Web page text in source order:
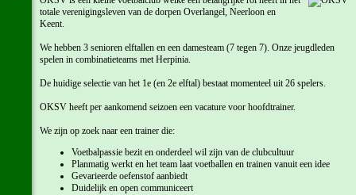
totale verenigingsleven van de dorpen Overlangel, Neerloon en
Keent.
We hebben 3 senioren elftallen en een damesteam (7 tegen 7). Onze jeugdleden
spelen in combinatieteams met Herpinia.
De huidige selectie van het 1e (en 2e elftal) bestaat momenteel uit 26 spelers.
OKSV heeft per aankomend seizoen een vacature voor hoofdtrainer.
We zijn op zoek naar een trainer die:
Voetbalpassie bezit en onderdeel wil zijn van de clubcultuur
Planmatig werkt en het team laat voetballen en trainen vanuit een idee
Gevarieerde oefenstof aanbiedt
Duidelijk en open communiceert